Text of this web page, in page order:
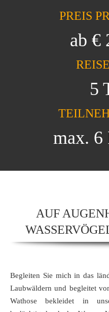
PREIS
ab €
5
max. 6
AUF
Begleiten Sie mich in das
Laubwäldern und begleitet
Wathose bekleidet in